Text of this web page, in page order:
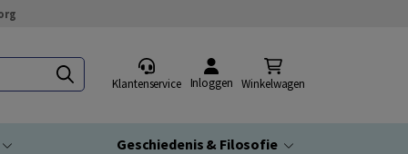
Klantenservice Inloggen Winkelwagen
Geschiedenis & Filosofie